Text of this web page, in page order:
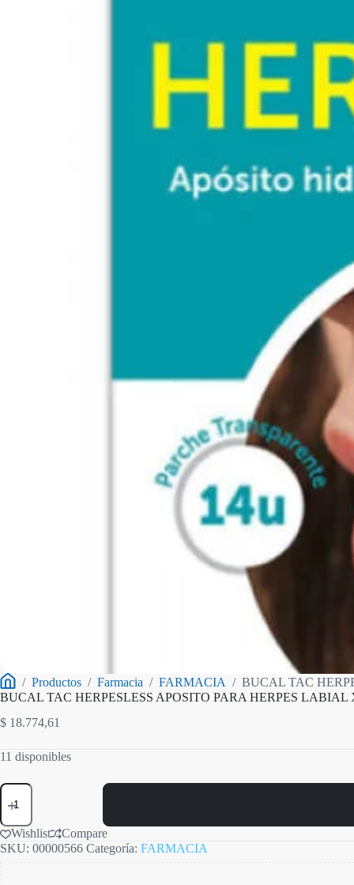
Inicio
/ Productos / Farmacia / FARMACIA / BUCAL TAC
BUCAL TAC HERPESLESS APOSITO PARA HERPES LABIAL
$ 18.774,61
11 disponibles
BUCAL
TAC
APOSITO
PARA
HERPES
Wishlist
Compare
SKU: 00000566 Categoría: FARMACIA